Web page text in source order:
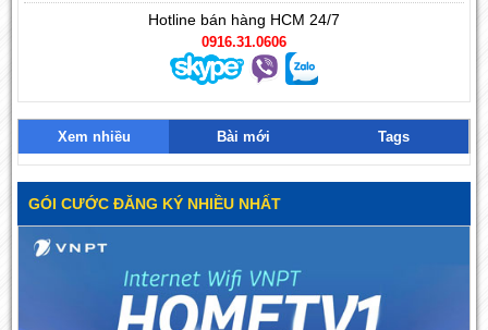
Hotline bán hàng HCM 24/7
0916.31.0606
Xem nhiều Bài mới Tags
GÓI CƯỚC ĐĂNG KÝ NHIỀU NHẤT